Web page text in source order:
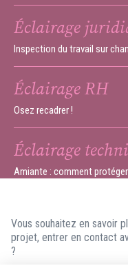
Éclairage
Inspection du travail sur
Éclairage RH
Osez recadrer !
Éclairage
Amiante : comment
Vous souhaitez en savoir
projet, entrer en contact
?